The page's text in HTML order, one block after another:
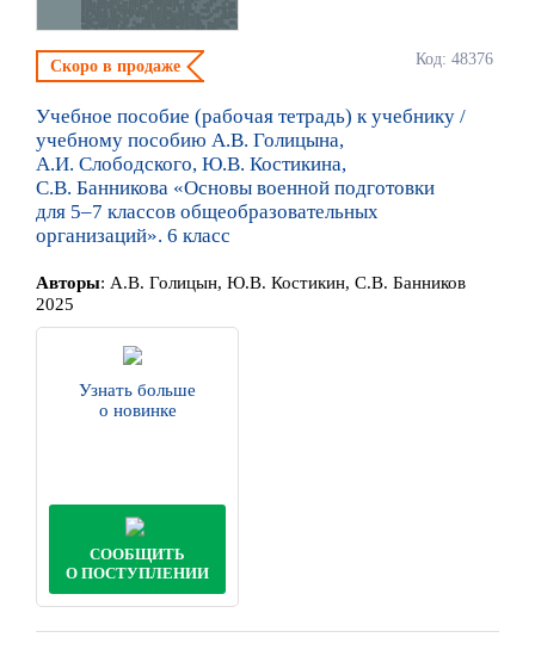
Код: 48376
Скоро в продаже
Учебное пособие (рабочая тетрадь) к учебнику /
учебному пособию А.В. Голицына,
А.И. Слободского, Ю.В. Костикина,
С.В. Банникова «Основы военной подготовки
для 5–7 классов общеобразовательных
организаций». 6 класс
Авторы: А.В. Голицын, Ю.В. Костикин, С.В. Банников
2025
Узнать больше
о новинке
СООБЩИТЬ
О ПОСТУПЛЕНИИ